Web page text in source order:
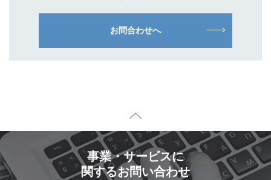
お問合わせへ
事業・サービスに
関するお問い合わせ